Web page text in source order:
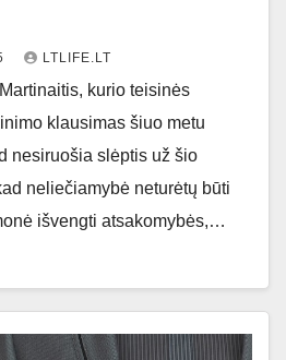
LTLIFE.LT
kurio teisinės
klausimas šiuo metu
nesiruošia slėptis už šio
neliečiamybė neturėtų būti
išvengti atsakomybės,…